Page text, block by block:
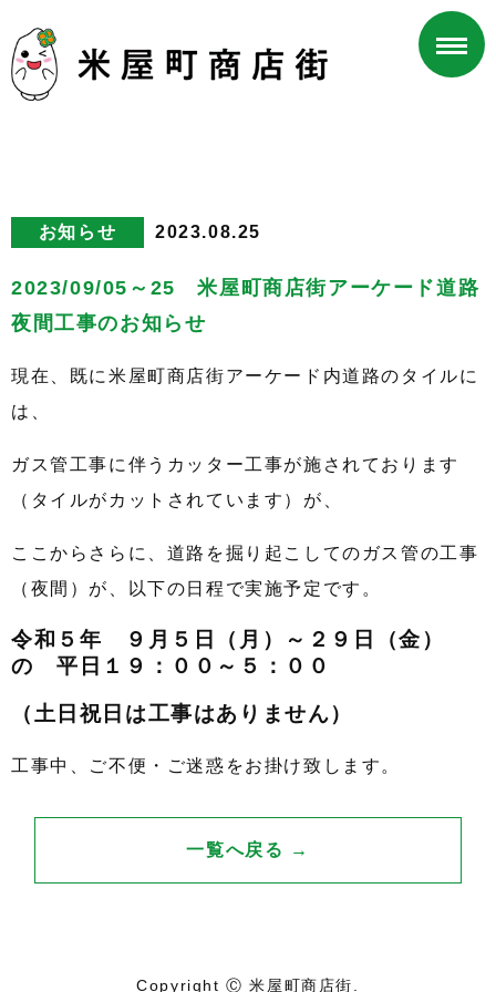
お知らせ 2023.08.25
2023/09/05～25 米屋町商店街アーケード道路
夜間工事のお知らせ
現在、既に米屋町商店街アーケード内道路のタイルに
は、
ガス管工事に伴うカッター工事が施されております
（タイルがカットされています）が、
ここからさらに、道路を掘り起こしてのガス管の工事
（夜間）が、以下の日程で実施予定です。
令和５年 ９月５日（月）～２９日（金）
の 平日１９：００～５：００
（土日祝日は工事はありません）
工事中、ご不便・ご迷惑をお掛け致します。
一覧へ戻る →
Copyright Ⓒ 米屋町商店街.